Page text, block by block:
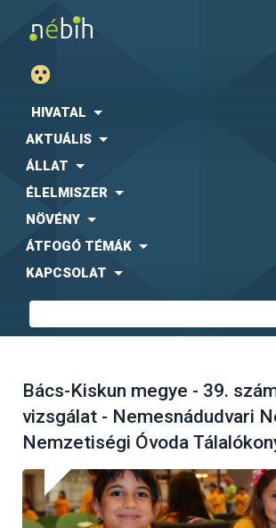
HIVATAL
AKTUÁLIS
ÁLLAT
ÉLELMISZER
NÖVÉNY
ÁTFOGÓ TÉMÁK
KAPCSOLAT
Bács-Kiskun megye - 39.
vizsgálat - Nemesnádudvari
Nemzetiségi Óvoda